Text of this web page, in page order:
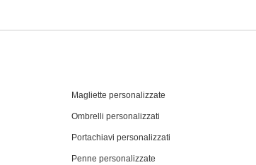
Magliette personalizzate
Ombrelli personalizzati
Portachiavi personalizzati
Penne personalizzate